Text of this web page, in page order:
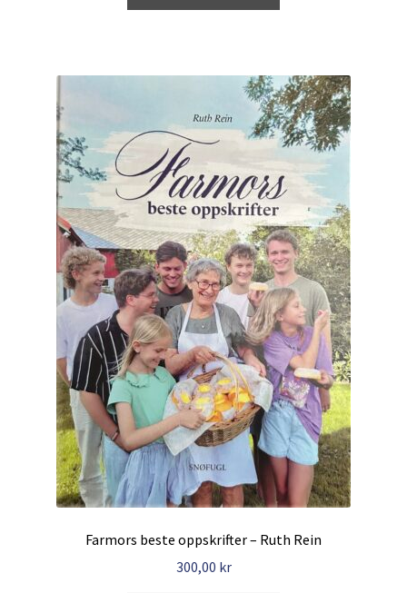
Farmors beste oppskrifter – Ruth Rein
300,00 kr